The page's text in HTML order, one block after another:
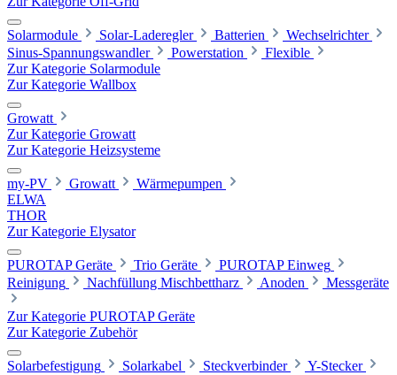
Solarmodule Solar-Laderegler Batterien
Wechselrichter
Sinus-Spannungswandler
Powerstation
Flexible
Zur Kategorie Solarmodule
Zur Kategorie Wallbox
Growatt
Zur Kategorie Growatt
Zur Kategorie Heizsysteme
my-PV Growatt
Wärmepumpen
ELWA
THOR
Zur Kategorie Elysator
PUROTAP Geräte Trio Geräte
PUROTAP Einweg
Reinigung
Nachfüllung Mischbettharz Anoden Messgeräte
Zur Kategorie PUROTAP Geräte
Zur Kategorie Zubehör
Solarbefestigung Solarkabel Steckverbinder
Y-Stecker